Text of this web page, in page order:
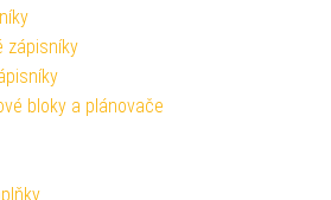
zápisníky
bloky a plánovače